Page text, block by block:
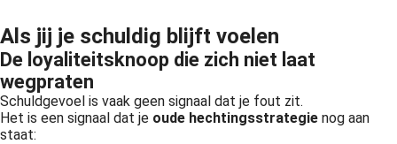
Als jij je schuldig blijft voelen
De loyaliteitsknoop die zich niet laat
wegpraten
Schuldgevoel is vaak geen signaal dat je fout zit.
Het is een signaal dat je oude hechtingsstrategie nog aan
staat: